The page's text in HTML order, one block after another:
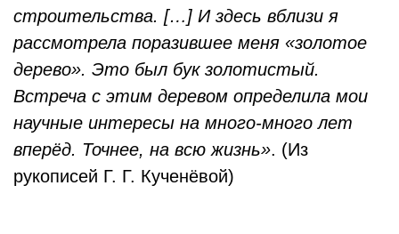
строительства. […] И здесь вблизи я
рассмотрела поразившее меня «золотое
дерево». Это был бук золотистый.
Встреча с этим деревом определила мои
научные интересы на много-много лет
вперёд. Точнее, на всю жизнь». (Из
рукописей Г. Г. Кученёвой)